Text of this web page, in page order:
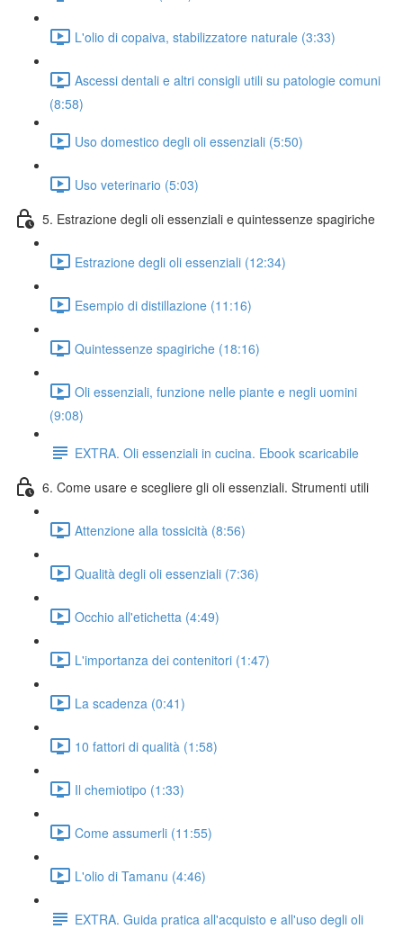
L'olio di copaiva, stabilizzatore naturale (3:33)
Ascessi dentali e altri consigli utili su patologie comuni
(8:58)
Uso domestico degli oli essenziali (5:50)
Uso veterinario (5:03)
5. Estrazione degli oli essenziali e quintessenze spagiriche
Estrazione degli oli essenziali (12:34)
Esempio di distillazione (11:16)
Quintessenze spagiriche (18:16)
Oli essenziali, funzione nelle piante e negli uomini
(9:08)
EXTRA. Oli essenziali in cucina. Ebook scaricabile
6. Come usare e scegliere gli oli essenziali. Strumenti utili
Attenzione alla tossicità (8:56)
Qualità degli oli essenziali (7:36)
Occhio all'etichetta (4:49)
L'importanza dei contenitori (1:47)
La scadenza (0:41)
10 fattori di qualità (1:58)
Il chemiotipo (1:33)
Come assumerli (11:55)
L'olio di Tamanu (4:46)
EXTRA. Guida pratica all'acquisto e all'uso degli oli